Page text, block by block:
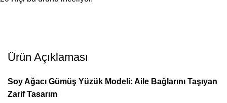
Ürün Açıklaması
Soy Ağacı Gümüş Yüzük Modeli: Aile Bağlarını Taşıyan
Zarif Tasarım